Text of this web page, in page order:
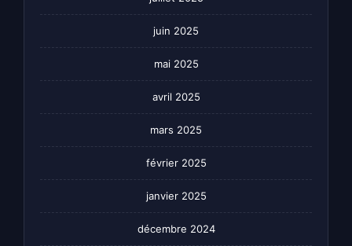
juin 2025
mai 2025
avril 2025
mars 2025
février 2025
janvier 2025
décembre 2024